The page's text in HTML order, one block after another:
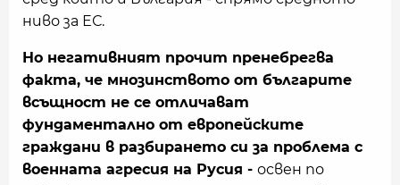
ниво за ЕС.
Но негативният прочит пренебрегва
факта, че мнозинството от българите
всъщност не се отличават
фундаментално от европейските
граждани в разбирането си за проблема с
военната агресия на Русия - освен по